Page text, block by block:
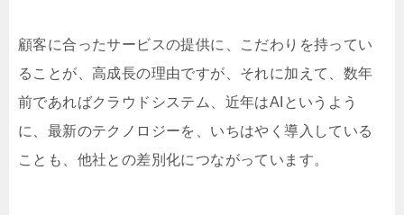
顧客に合ったサービスの提供に、こだわりを持ってい
ることが、高成長の理由ですが、それに加えて、数年
前であればクラウドシステム、近年はAIというよう
に、最新のテクノロジーを、いちはやく導入している
ことも、他社との差別化につながっています。